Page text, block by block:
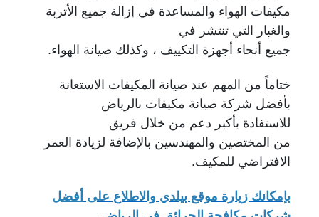
مكيفات الهواء والمساعدة في إزالة جميع الأتربة
والغبار التي تنتشر في
جميع أنحاء أجهزة التكييف ، وكذلك صيانة الهواء.
ختاماً من المهم عند صيانة المكيفات الاستعانة
بأفضل شركة صيانة مكيفات بالرياض
للاستفادة بأكبر دعم من خلال فريق
من المختصين والمهندسين بالإضافة لزيادة العمر
الافتراضي للمكيف.
بإمكانك زيارة موقع بيلدي والاطلاع على أفضل